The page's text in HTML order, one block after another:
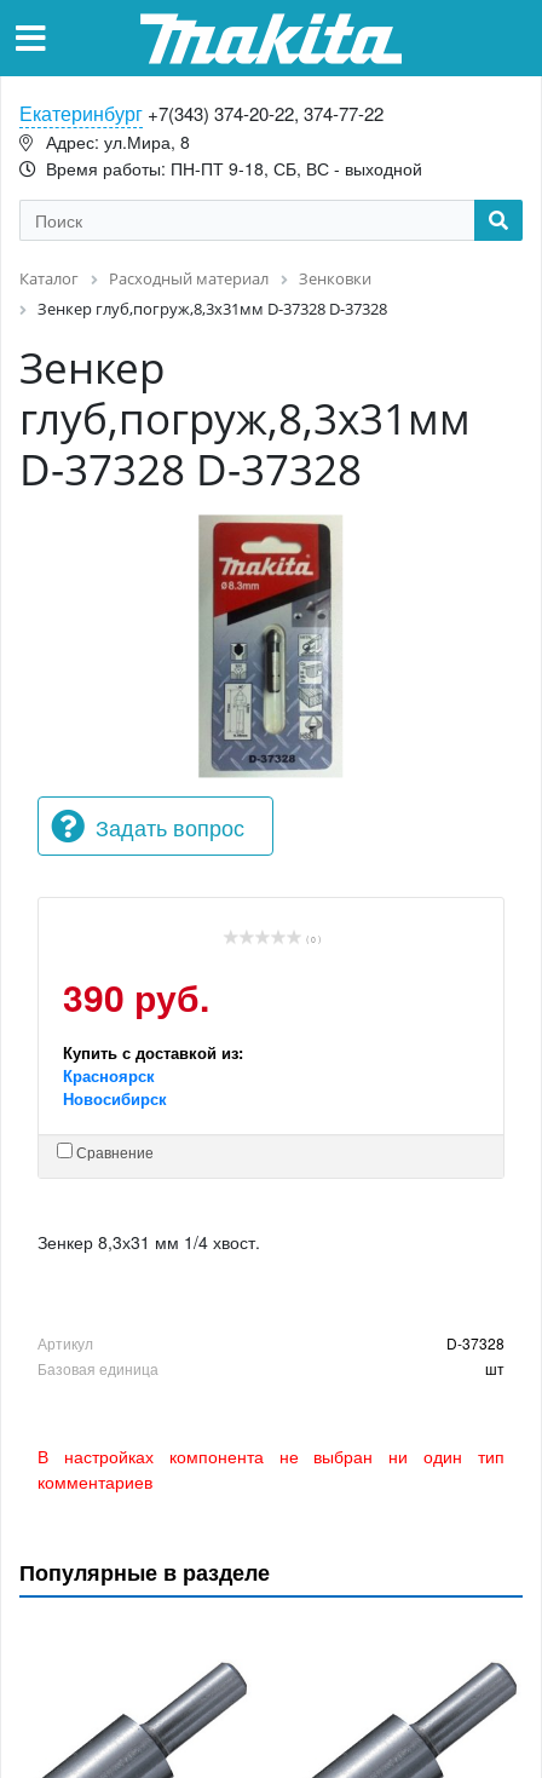
Екатеринбург +7(343) 374-20-22, 374-77-22
Адрес: ул.Мира, 8
Время работы: ПН-ПТ 9-18, СБ, ВС - выходной
Каталог Расходный материал
Зенковки
Зенкер глуб,погруж,8,3х31мм D-37328 D-37328
Зенкер
глуб,погруж,8,3х31мм
D-37328 D-37328
Задать вопрос
( 0 )
390 руб.
Купить с доставкой из:
Красноярск
Новосибирск
Сравнение
Зенкер 8,3х31 мм 1/4 хвост.
Артикул
D-37328
Базовая единица
шт
В настройках компонента не выбран ни один тип
комментариев
Популярные в разделе